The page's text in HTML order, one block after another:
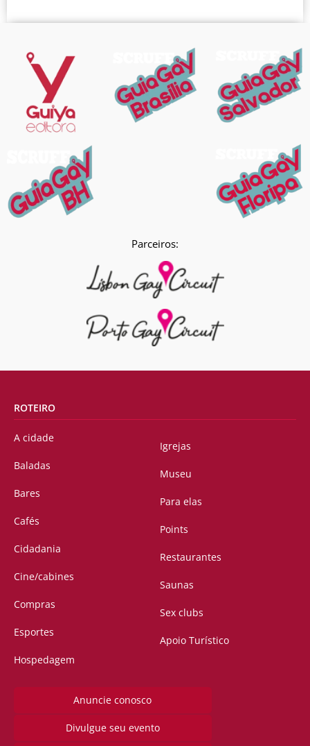
Parceiros:
ROTEIRO
A cidade
Baladas
Bares
Cafés
Cidadania
Cine/cabines
Compras
Esportes
Hospedagem
Igrejas
Museu
Para elas
Points
Restaurantes
Saunas
Sex clubs
Apoio Turístico
Anuncie conosco
Divulgue seu evento